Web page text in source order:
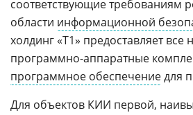
соответствующие требованиям
области информационной
холдинг «T1» предоставляет
программно-аппаратные
программное обеспечениедля
Для объектов КИИ первой,